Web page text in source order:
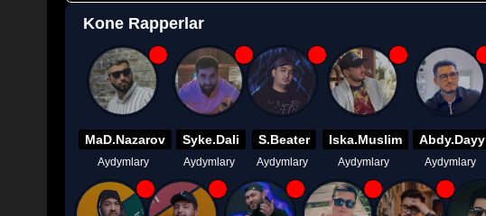
Kone Rapperlar
MaD.Nazarov
Aydymlary
Syke.Dali
Aydymlary
S.Beater
Aydymlary
Iska.Muslim
Aydymlary
Abdy.Dayy
Aydymlary